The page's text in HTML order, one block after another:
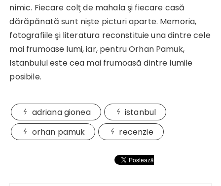
nimic. Fiecare colţ de mahala şi fiecare casă
dărăpănată sunt nişte picturi aparte. Memoria,
fotografiile şi literatura reconstituie una dintre cele
mai frumoase lumi, iar, pentru Orhan Pamuk,
Istanbulul este cea mai frumoasă dintre lumile
posibile.
adriana gionea
istanbul
orhan pamuk
recenzie